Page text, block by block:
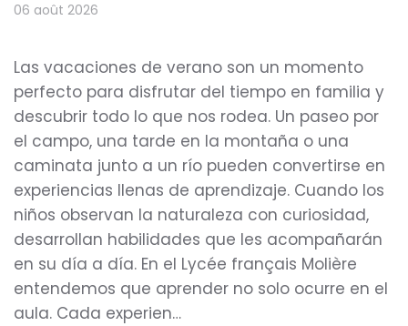
06 août 2026
Las vacaciones de verano son un momento
perfecto para disfrutar del tiempo en familia y
descubrir todo lo que nos rodea. Un paseo por
el campo, una tarde en la montaña o una
caminata junto a un río pueden convertirse en
experiencias llenas de aprendizaje. Cuando los
niños observan la naturaleza con curiosidad,
desarrollan habilidades que les acompañarán
en su día a día. En el Lycée français Molière
entendemos que aprender no solo ocurre en el
aula. Cada experien…